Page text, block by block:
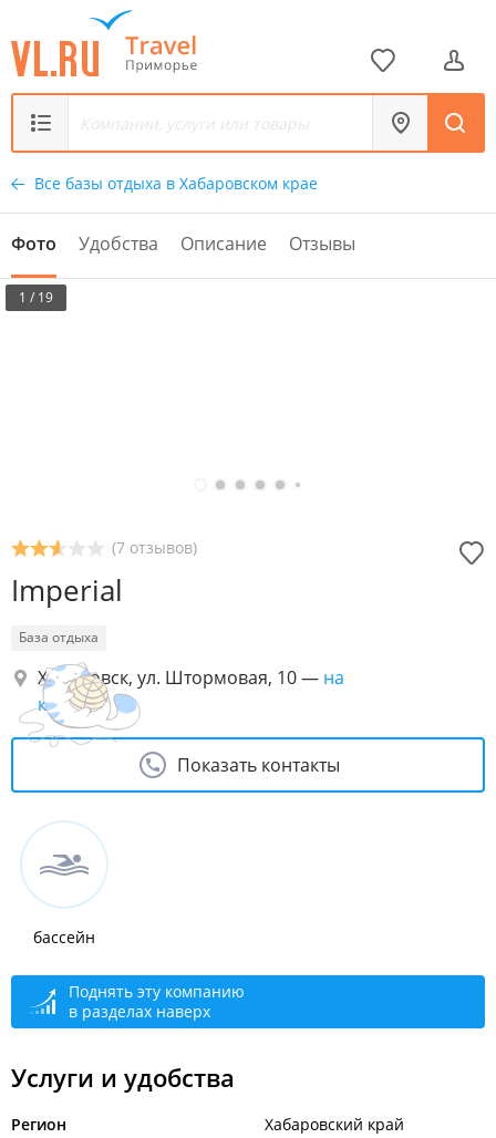
Все базы отдыха в Хабаровском крае
Фото Удобства Описание Отзывы
1 / 19
(7 отзывов)
Imperial
База отдыха
Хабаровск, ул. Штормовая, 10— на
карте
Показать контакты
бассейн
Поднять эту компанию
в разделах наверх
Услуги и удобства
Регион Хабаровский край